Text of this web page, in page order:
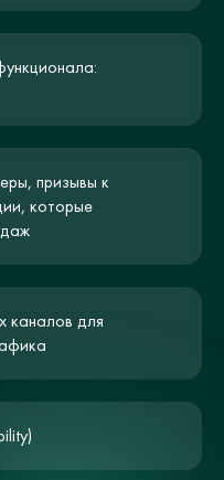
призывы к
которые
каналов для